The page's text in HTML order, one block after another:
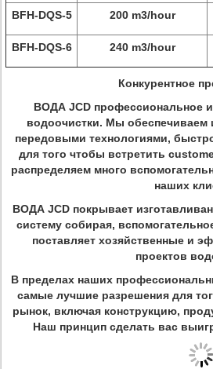
BFH-DQS-5 200 m3/hour
BFH-DQS-6 240 m3/hour
Конкурентное
ВОДА JCD профессиональное
водоочистки. Мы обеспечиваем
передовыми технологиями,
для того чтобы встретить
распределяем много
наших
ВОДА JCD покрывает
систему собирая,
поставляет хозяйственные и
проектов
В пределах наших
самые лучшие разрешения для
рынок, включая конструкцию,
Наш принцип сделать вас